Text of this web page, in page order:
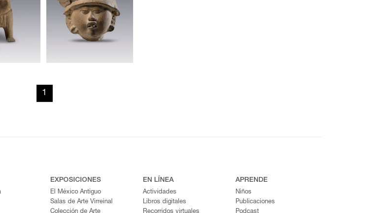
1
EXPOSICIONES
El México Antiguo
Salas de Arte Virreinal
Colección de Arte
EN LÍNEA
Actividades
Libros digitales
Recorridos virtuales
APRENDE
Niños
Publicaciones
Podcast